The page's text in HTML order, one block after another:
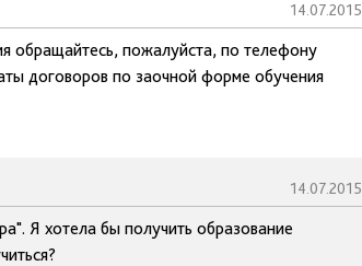
14.07.2015
обращайтесь, пожалуйста, по телефону
договоров по заочной форме обучения
14.07.2015
Я хотела бы получить образование